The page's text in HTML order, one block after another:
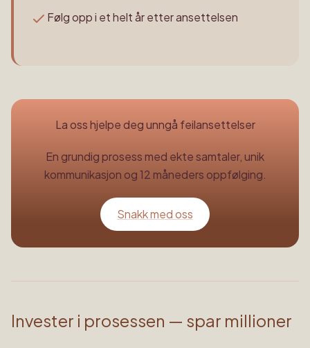
Følg opp i et helt år etter ansettelsen
La oss hjelpe deg unngå feilansettelser
En grundig prosess med ekte samtaler, unik
kommunikasjon og 12 måneders oppfølging.
Snakk med oss
Invester i prosessen — spar millioner